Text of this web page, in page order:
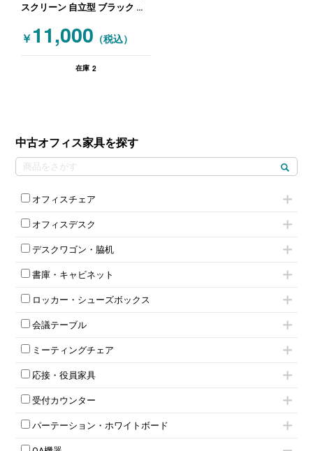
中古オフィス家具を探す
オフィスチェア
肘付きチェア
肘無しチェア
役員チェア
オフィスチェアその他
オフィスデスク
片袖机
フリーアドレスデスク（ベンチデスク）
昇降デスク
両袖机
デスクワゴン・脇机
インワゴン2段
インワゴン3段
脇机
書庫・キャビネット
ハイキャビネット
ローキャビネット
両開きキャビネット
上下連結キャビネット
軽量ラック（スチールラック）
収納家具その他
両開書庫
ロッカー・シューズボックス
1人用ロッカー
2人用ロッカー
3人用ロッカー
5人用ロッカー
8人用ロッカー
多人数ロッカー
会議テーブル
ミーティングテーブル
スタッキングテーブル
ネスティングテーブル
カウンターテーブル
T字脚テーブル
ミーティングチェア
キャスター付きミーティングチェア
スタッキングミーティングチェア
テーブル付きミーティングチェア
折りたたみミーティングチェア
ハイチェア
応接・役員家具
応接セット
応接ソファ
応接チェア
応接・役員家具その他
受付カウンター
ハイカウンター
ローカウンター
ラウンジカウンター
パーテーション・ホワイトボード
パーテーション
スクリーン 自立型 ブラック ホ
￥ 11,000 （税込）
在庫 2